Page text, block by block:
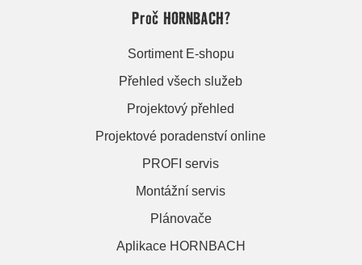
Proč HORNBACH?
Sortiment E-shopu
Přehled všech služeb
Projektový přehled
Projektové poradenství online
PROFI servis
Montážní servis
Plánovače
Aplikace HORNBACH